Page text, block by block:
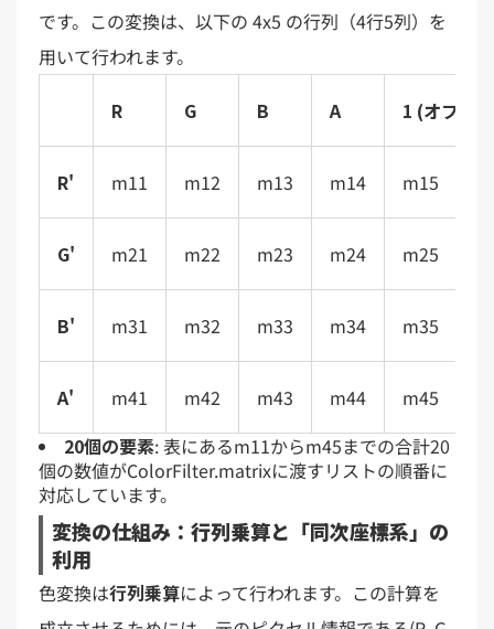
です。この変換は、以下の 4x5 の行列（4行5列）を
用いて行われます。
R G B A 1 (オフセ
R' m11 m12 m13 m14 m15
G' m21 m22 m23 m24 m25
B' m31 m32 m33 m34 m35
A' m41 m42 m43 m44
m45
20個の要素: 表にあるm11からm45までの合計20
個の数値がColorFilter.matrixに渡すリストの順番に
対応しています。
変換の仕組み：行列乗算と「同次座標系」の
利用
色変換は行列乗算によって行われます。この計算を